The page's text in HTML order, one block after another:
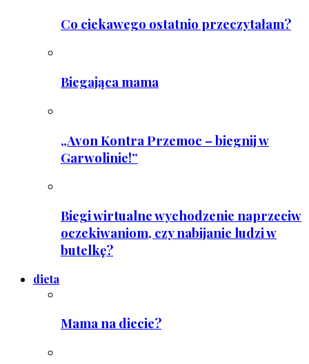
Co ciekawego ostatnio przeczytałam?
Biegająca mama
„Avon Kontra Przemoc – biegnij w
Garwolinie!”
Biegi wirtualne wychodzenie naprzeciw
oczekiwaniom, czy nabijanie ludzi w
butelkę?
dieta
Mama na diecie?